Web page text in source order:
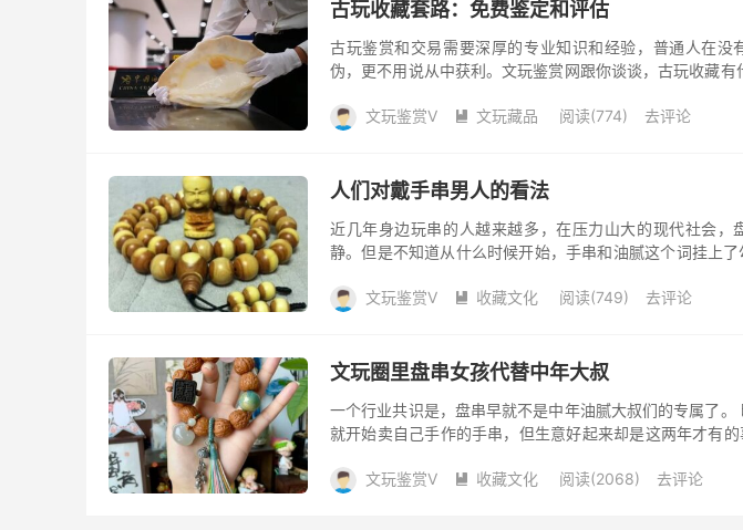
古玩收藏套路：免费鉴定和评估
古玩鉴赏和交易需要深厚的专业知识和经验，普通人在没
伪，更不用说从中获利。文玩鉴赏网跟你谈谈，古玩收藏有
文玩鉴赏V  文玩藏品 阅读(774) 去评论
人们对戴手串男人的看法
近几年身边玩串的人越来越多，在压力山大的现代社会，
静。但是不知道从什么时候开始，手串和油腻这个词挂上
文玩鉴赏V  收藏文化 阅读(749) 去评论
文玩圈里盘串女孩代替中年大叔
一个行业共识是，盘串早就不是中年油腻大叔们的专属了
就开始卖自己手作的手串，但生意好起来却是这两年才有的
文玩鉴赏V  收藏文化 阅读(2068) 去评论